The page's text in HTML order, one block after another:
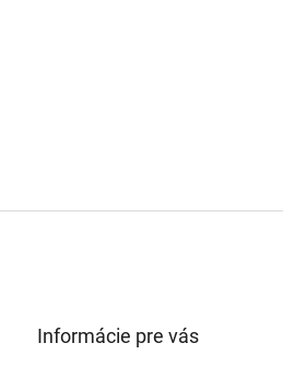
Informácie pre vás